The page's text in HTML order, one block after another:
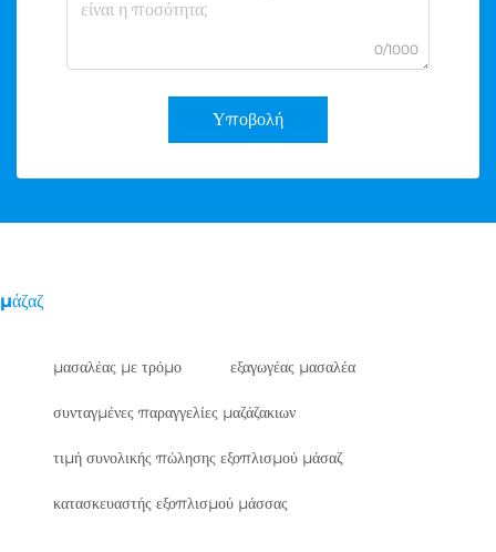
0/1000
Υποβολή
μάζαζ
μασαλέας με τρόμο εξαγωγέας μασαλέα
συνταγμένες παραγγελίες μαζάζακιων
τιμή συνολικής πώλησης εξοπλισμού μάσαζ
κατασκευαστής εξοπλισμού μάσσας